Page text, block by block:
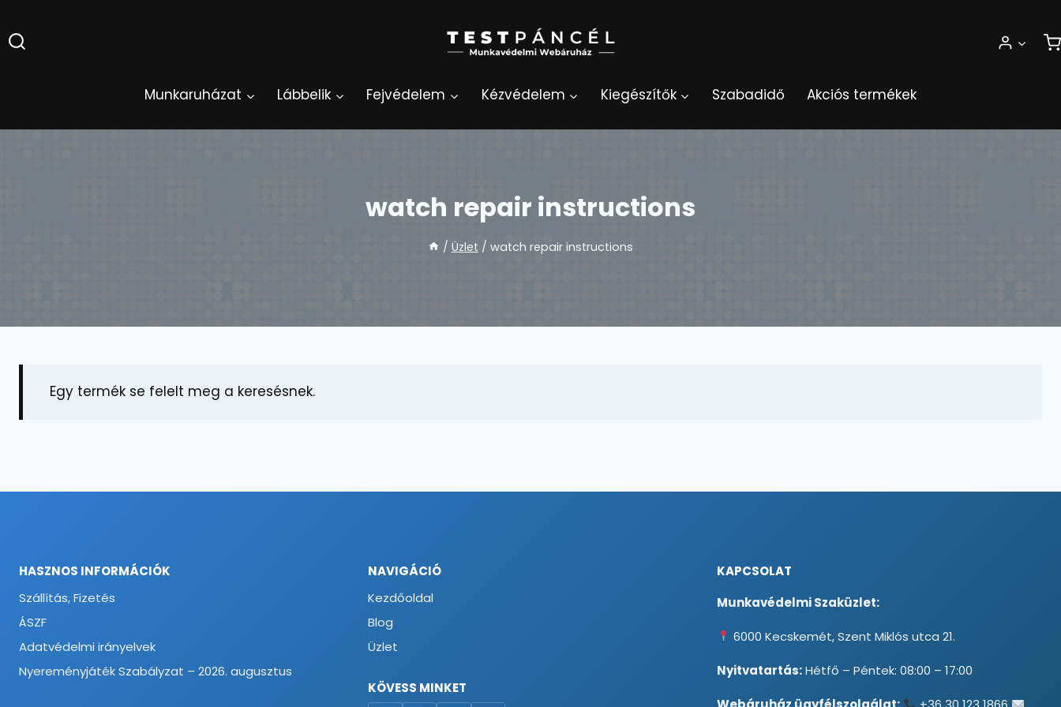
to
content
Munkaruházat Lábbelik Fejvédelem Kézvédelem Kiegészítők Szabadidő Akciós termékek
watch repair instructions
/ Üzlet / watch repair instructions
Egy termék se felelt meg a keresésnek.
HASZNOS INFORMÁCIÓK
Szállítás, Fizetés
ÁSZF
Adatvédelmi irányelvek
Nyereményjáték Szabályzat – 2026. augusztus
NAVIGÁCIÓ
Kezdőoldal
Blog
Üzlet
KÖVESS MINKET
KAPCSOLAT
Munkavédelmi Szaküzlet:
6000 Kecskemét, Szent Miklós utca 21.
Nyitvatartás:Hétfő – Péntek: 08:00 – 17:00